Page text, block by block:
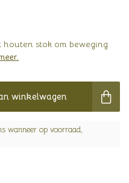
stok om beweging
.
winkelwagen
wanneer op voorraad,